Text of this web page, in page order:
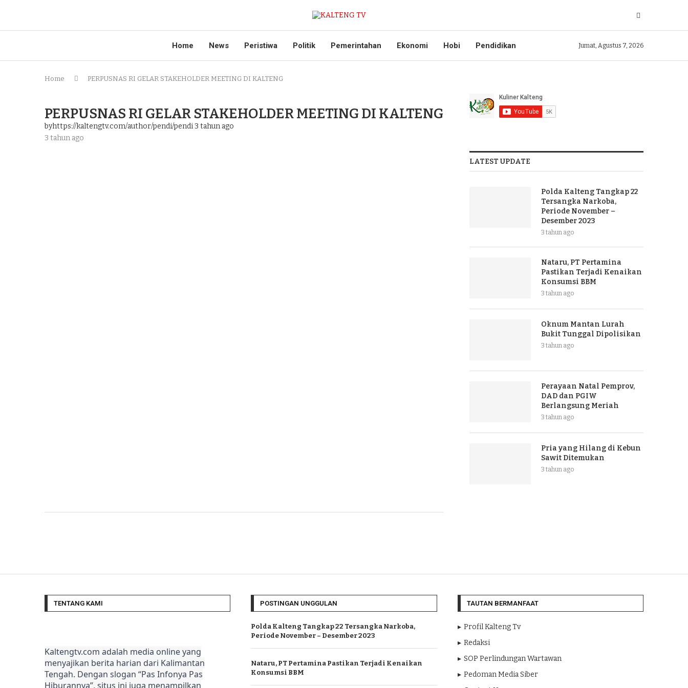
Home News Peristiwa Politik Pemerintahan Ekonomi Hobi Pendidikan Jumat, Agustus 7, 2026
Home PERPUSNAS RI GELAR STAKEHOLDER MEETING DI KALTENG
PERPUSNAS RI GELAR STAKEHOLDER MEETING DI KALTENG
byhttps://kaltengtv.com/author/pendi/pendi3 tahun ago
3 tahun ago
LATEST UPDATE
Polda Kalteng Tangkap 22
Tersangka Narkoba,
Periode November –
Desember 2023
3 tahun ago
Nataru, PT Pertamina
Pastikan Terjadi Kenaikan
Konsumsi BBM
3 tahun ago
Oknum Mantan Lurah
Bukit Tunggal Dipolisikan
3 tahun ago
Perayaan Natal Pemprov,
DAD dan PGIW
Berlangsung Meriah
3 tahun ago
Pria yang Hilang di Kebun
Sawit Ditemukan
3 tahun ago
TENTANG KAMI
Kaltengtv.com adalah media online yang
menyajikan berita harian dari Kalimantan
Tengah. Dengan slogan “Pas Infonya Pas
Hiburannya”, situs ini juga menampilkan
POSTINGAN UNGGULAN
Polda Kalteng Tangkap 22 Tersangka Narkoba,
Periode November – Desember 2023
Nataru, PT Pertamina Pastikan Terjadi Kenaikan
Konsumsi BBM
TAUTAN BERMANFAAT
Profil Kalteng Tv
Redaksi
SOP Perlindungan Wartawan
Pedoman Media Siber